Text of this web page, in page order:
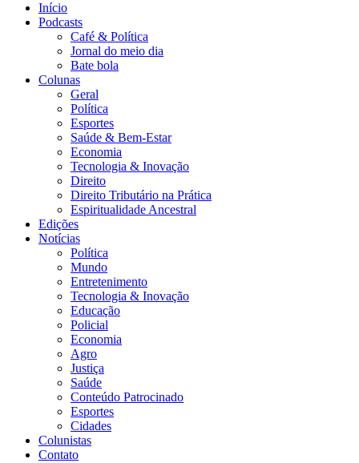
Início
Podcasts
Café & Política
Jornal do meio dia
Bate bola
Colunas
Geral
Política
Esportes
Saúde & Bem-Estar
Economia
Tecnologia & Inovação
Direito
Direito Tributário na Prática
Espiritualidade Ancestral
Edições
Notícias
Política
Mundo
Entretenimento
Tecnologia & Inovação
Educação
Policial
Economia
Agro
Justiça
Saúde
Conteúdo Patrocinado
Esportes
Cidades
Colunistas
Contato